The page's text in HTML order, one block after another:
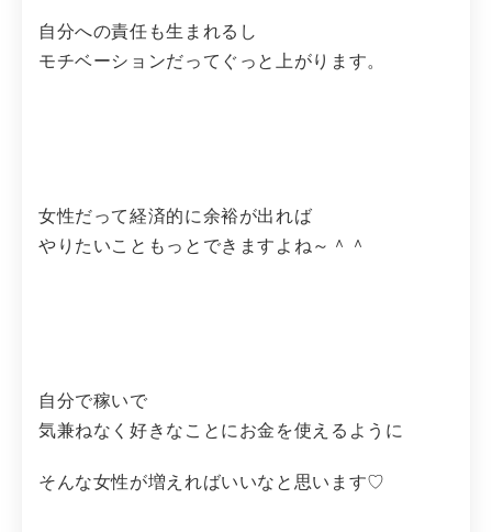
自分への責任も生まれるし
モチベーションだってぐっと上がります。
女性だって経済的に余裕が出れば
やりたいこともっとできますよね～＾＾
自分で稼いで
気兼ねなく好きなことにお金を使えるように
そんな女性が増えればいいなと思います♡